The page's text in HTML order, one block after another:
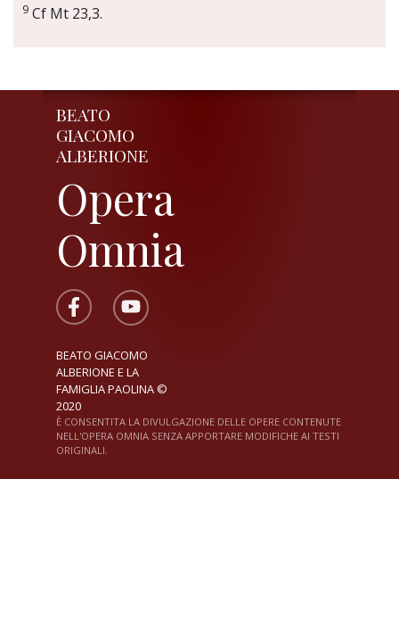
9 Cf Mt 23,3.
BEATO
GIACOMO
ALBERIONE
Opera
Omnia
BEATO GIACOMO
ALBERIONE E LA
FAMIGLIA PAOLINA ©
2020
È CONSENTITA LA DIVULGAZIONE DELLE OPERE CONTENUTE
NELL'OPERA OMNIA SENZA APPORTARE MODIFICHE AI TESTI
ORIGINALI.